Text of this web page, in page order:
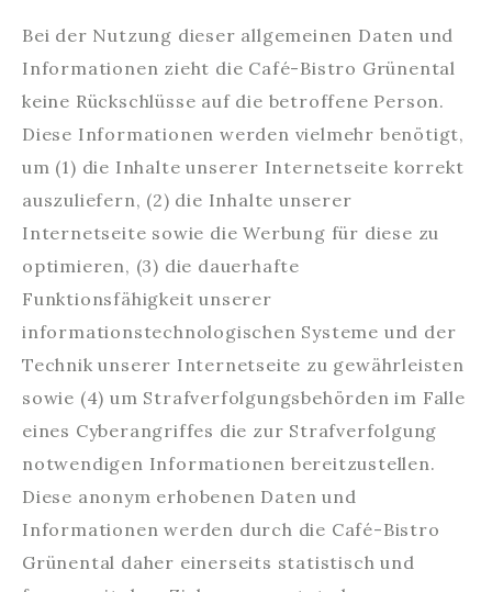
Bei der Nutzung dieser allgemeinen Daten und
Informationen zieht die Café-Bistro Grünental
keine Rückschlüsse auf die betroffene Person.
Diese Informationen werden vielmehr benötigt,
um (1) die Inhalte unserer Internetseite korrekt
auszuliefern, (2) die Inhalte unserer
Internetseite sowie die Werbung für diese zu
optimieren, (3) die dauerhafte
Funktionsfähigkeit unserer
informationstechnologischen Systeme und der
Technik unserer Internetseite zu gewährleisten
sowie (4) um Strafverfolgungsbehörden im Falle
eines Cyberangriffes die zur Strafverfolgung
notwendigen Informationen bereitzustellen.
Diese anonym erhobenen Daten und
Informationen werden durch die Café-Bistro
Grünental daher einerseits statistisch und